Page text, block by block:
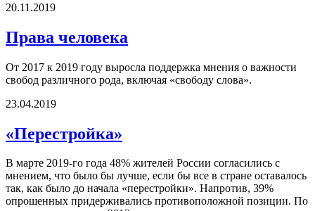
20.11.2019
Права человека
От 2017 к 2019 году выросла поддержка мнения о важности
свобод различного рода, включая «свободу слова».
23.04.2019
«Перестройка»
В марте 2019-го года 48% жителей России согласились с
мнением, что было бы лучше, если бы все в стране оставалось
так, как было до начала «перестройки». Напротив, 39%
опрошенных придерживались противоположной позиции. По